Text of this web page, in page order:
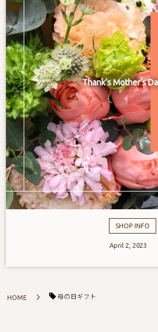
Thank‘s Mother‘s
SHOP INFO
April 2 2023
HOME 母の日ギフト